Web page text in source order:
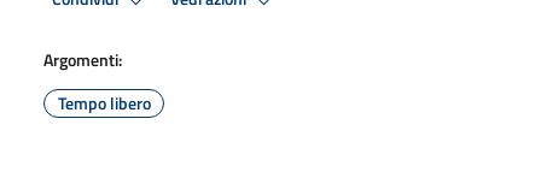
Argomenti:
Tempo libero